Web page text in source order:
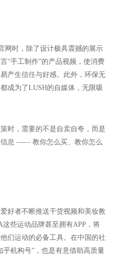
网时，除了设计极具震撼的展示
“手工制作”的产品视频，使消费
产生信任与好感。此外，环保无
成为了LUSH的自媒体，无限吸
时，需要的不是自卖自夸，而是
信息 —— 教你怎么买、教你怎么
好者不断推送干货视频和美妆教
些运动品牌甚至拥有APP，将
们运动的必备工具。在中国的社
乎机构号”，也是有意借助高质量